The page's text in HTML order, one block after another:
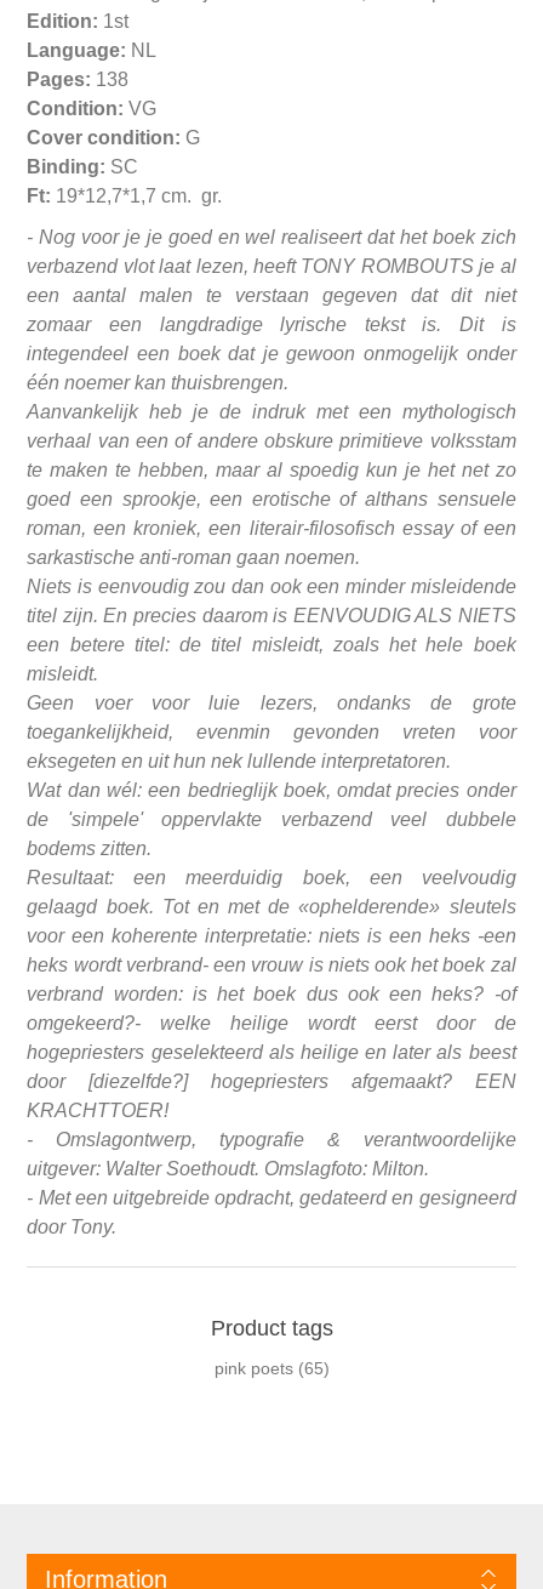
Edition: 1st
Language: NL
Pages: 138
Condition: VG
Cover condition: G
Binding: SC
Ft: 19*12,7*1,7 cm. gr.
-Nog voor je je goed en wel realiseert dat het boek zich
verbazend vlot laat lezen, heeft TONY ROMBOUTS je al
een aantal malen te verstaan gegeven dat dit niet
zomaar een langdradige lyrische tekst is. Dit is
integendeel een boek dat je gewoon onmogelijk onder
één noemer kan thuisbrengen.
Aanvankelijk heb je de indruk met een mythologisch
verhaal van een of andere obskure primitieve volksstam
te maken te hebben, maar al spoedig kun je het net zo
goed een sprookje, een erotische of althans sensuele
roman, een kroniek, een literair-filosofisch essay of een
sarkastische anti-roman gaan noemen.
Niets is eenvoudig zou dan ook een minder misleidende
titel zijn. En precies daarom is EENVOUDIG ALS NIETS
een betere titel: de titel misleidt, zoals het hele boek
misleidt.
Geen voer voor luie lezers, ondanks de grote
toegankelijkheid, evenmin gevonden vreten voor
eksegeten en uit hun nek lullende interpretatoren.
Wat dan wél: een bedrieglijk boek, omdat precies onder
de 'simpele' oppervlakte verbazend veel dubbele
bodems zitten.
Resultaat: een meerduidig boek, een veelvoudig
gelaagd boek. Tot en met de «ophelderende» sleutels
voor een koherente interpretatie: niets is een heks -een
heks wordt verbrand- een vrouw is niets ook het boek zal
verbrand worden: is het boek dus ook een heks? -of
omgekeerd?- welke heilige wordt eerst door de
hogepriesters geselekteerd als heilige en later als beest
door [diezelfde?] hogepriesters afgemaakt? EEN
KRACHTTOER!
- Omslagontwerp, typografie & verantwoordelijke
uitgever: Walter Soethoudt. Omslagfoto: Milton.
- Met een uitgebreide opdracht, gedateerd en gesigneerd
door Tony.
Product tags
pink poets (65)
Information